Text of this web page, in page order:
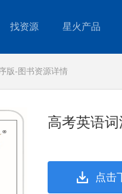
找资源 星火产品
版-图书资源详情
高考英语
点击